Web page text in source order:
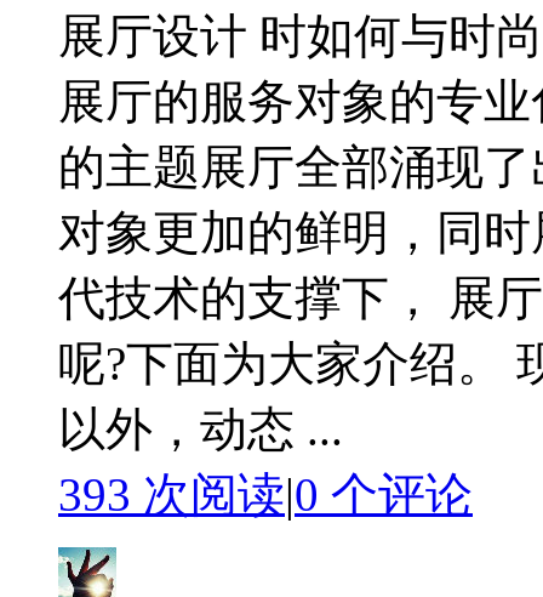
展厅设计 时如何与时
展厅的服务对象的专
的主题展厅全部涌现
对象更加的鲜明，同
代技术的支撑下， 展
呢?下面为大家介绍。
以外，动态 ...
393 次阅读|0 个评论